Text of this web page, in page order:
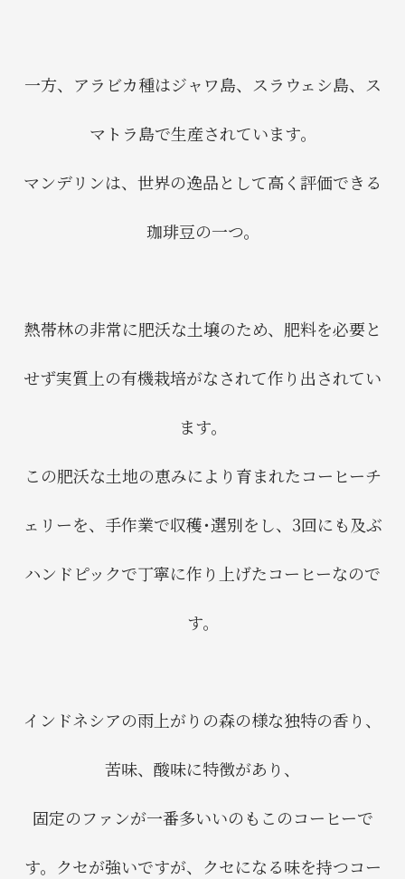
一方、アラビカ種はジャワ島、スラウェシ島、ス
マトラ島で生産されています。
マンデリンは、世界の逸品として高く評価できる
珈琲豆の一つ。
熱帯林の非常に肥沃な土壌のため、肥料を必要と
せず実質上の有機栽培がなされて作り出されてい
ます。
この肥沃な土地の恵みにより育まれたコーヒーチ
ェリーを、手作業で収穫･選別をし、3回にも及ぶ
ハンドピックで丁寧に作り上げたコーヒーなので
す。
インドネシアの雨上がりの森の様な独特の香り、
苦味、酸味に特徴があり、
固定のファンが一番多いいのもこのコーヒーで
す。クセが強いですが、クセになる味を持つコー